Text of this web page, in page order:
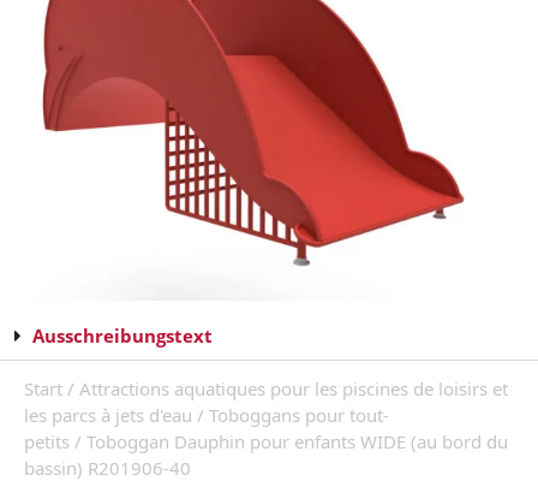
Ausschreibungstext
Start / Attractions aquatiques pour les piscines de loisirs et
les parcs à jets d'eau / Toboggans pour tout-
petits / Toboggan Dauphin pour enfants WIDE (au bord du
bassin) R201906-40